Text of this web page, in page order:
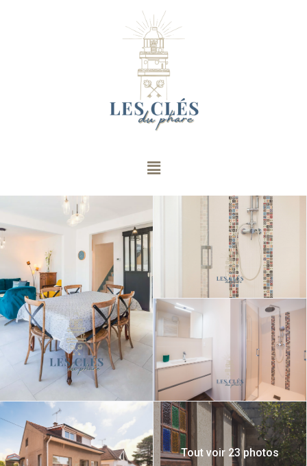
Tout voir 23 photos